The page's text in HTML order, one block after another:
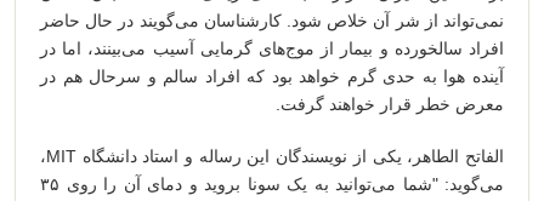
نمی‌تواند از شر آن خلاص شود. کارشناسان می‌گویند در حال حاضر
افراد سالخورده و بیمار از موج‌های گرمایی آسیب می‌بینند، اما در
آینده هوا به حدی گرم خواهد بود که افراد سالم و سرحال هم در
معرض خطر قرار خواهند گرفت.
الفاتح الطاهر، یکی از نویسندگان این رساله و استاد دانشگاه MIT،
می‌گوید: "شما می‌توانید به یک سونا بروید و دمای آن را روی ۳۵